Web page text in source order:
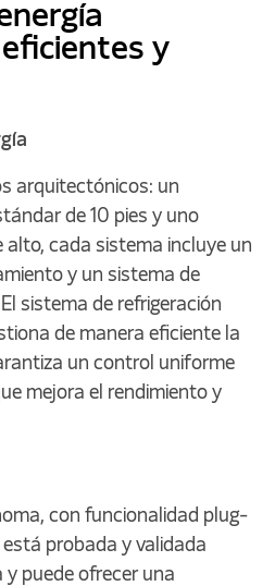
y
arquitectónicos: un
de 10 pies y uno
alto, cada sistema incluye un
y un sistema de
sistema de refrigeración
de manera eficiente la
un control uniforme
mejora el rendimiento y
con funcionalidad plug-
probada y validada
puede ofrecer una